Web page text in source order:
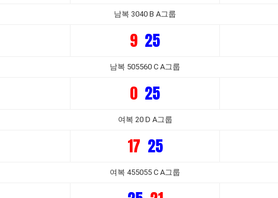
남복 3040 B A그룹
9 25
남복 505560 C A그룹
0 25
여복 20 D A그룹
17 25
여복 455055 C A그룹